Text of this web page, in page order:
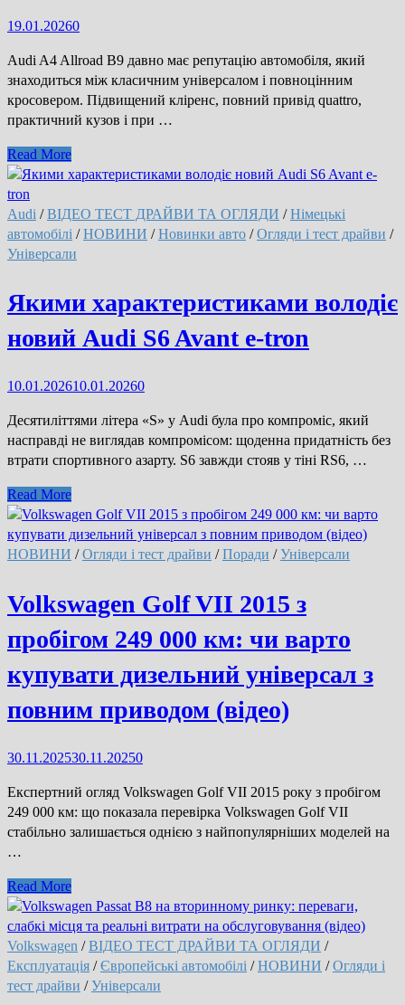
19.01.20260
Audi A4 Allroad B9 давно має репутацію автомобіля, який
знаходиться між класичним універсалом і повноцінним
кросовером. Підвищений кліренс, повний привід quattro,
практичний кузов і при …
Audi
A4
Allroad
B9
—
універсал,
часто
порівнюють
з
кросоверами
Read More
Audi /ВІДЕО ТЕСТ ДРАЙВИ ТА ОГЛЯДИ /Німецькі
автомобілі /НОВИНИ /Новинки авто /Огляди і тест драйви /
Універсали
Якими характеристиками володіє
новий Audi S6 Avant e-tron
10.01.202610.01.20260
Десятиліттями літера «S» у Audi була про компроміс, який
насправді не виглядав компромісом: щоденна придатність без
втрати спортивного азарту. S6 завжди стояв у тіні RS6, …
Якими
характеристиками
володіє
новий
S6
Avant
e-
tron
Read More
НОВИНИ /Огляди і тест драйви /Поради /Універсали
Volkswagen Golf VII 2015 з
пробігом 249 000 км: чи варто
купувати дизельний універсал з
повним приводом (відео)
30.11.202530.11.20250
Експертний огляд Volkswagen Golf VII 2015 року з пробігом
249 000 км: що показала перевірка Volkswagen Golf VII
стабільно залишається однією з найпопулярніших моделей на
…
Volkswagen
Golf
VII
2015
з
пробігом
Read More
Volkswagen /ВІДЕО ТЕСТ ДРАЙВИ ТА ОГЛЯДИ /
Експлуатація /Європейські автомобілі /НОВИНИ /Огляди і
тест драйви /Універсали